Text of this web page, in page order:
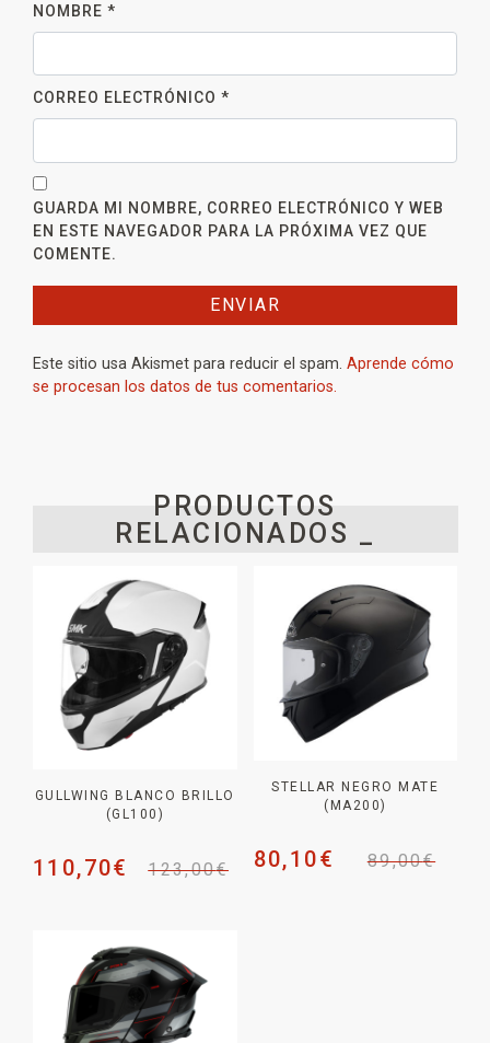
NOMBRE *
CORREO ELECTRÓNICO *
GUARDA MI NOMBRE, CORREO ELECTRÓNICO Y WEB
EN ESTE NAVEGADOR PARA LA PRÓXIMA VEZ QUE
COMENTE.
Este sitio usa Akismet para reducir el spam. Aprende cómo
se procesan los datos de tus comentarios.
PRODUCTOS
RELACIONADOS _
GULLWING BLANCO BRILLO
(GL100)
123,00€
110,70€
STELLAR NEGRO MATE
(MA200)
89,00€
80,10€